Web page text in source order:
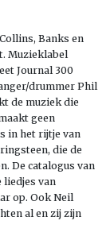
Banks en
Muzieklabel
Journal 300
drummer Phil
de muziek die
geen
in het rijtje van
die de
De catalogus van
liedjes van
op. Ook Neil
al en zij zijn